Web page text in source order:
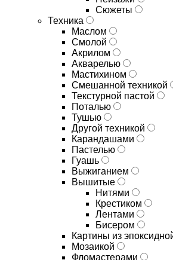
Сюжеты
Техника
Маслом
Смолой
Акрилом
Акварелью
Мастихином
Смешанной техникой
Текстурной пастой
Поталью
Тушью
Другой техникой
Карандашами
Пастелью
Гуашь
Выжиганием
Вышитые
Нитями
Крестиком
Лентами
Бисером
Картины из
Мозаикой
Фломастерами